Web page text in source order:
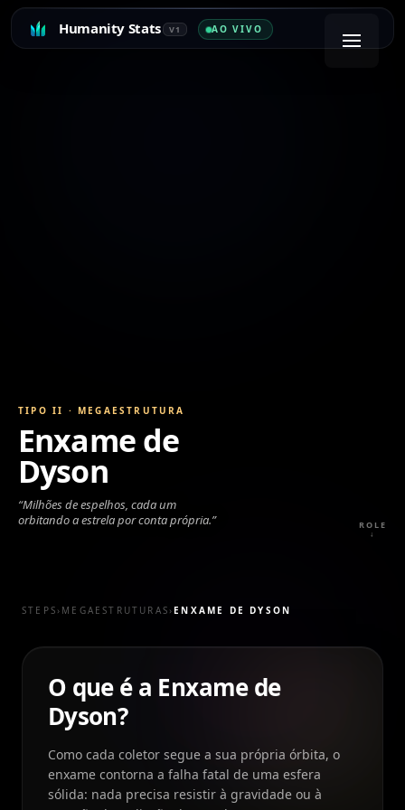
Humanity Stats V1 AO VIVO
TIPO II ·MEGAESTRUTURA
Enxame de
Dyson
“Milhões de espelhos, cada um
orbitando a estrela por conta própria.”
ROLE
↓
STEPS › MEGAESTRUTURAS ›ENXAME DE DYSON
O que é a Enxame de
Dyson?
Como cada coletor segue a sua própria órbita, o
enxame contorna a falha fatal de uma esfera
sólida: nada precisa resistir à gravidade ou à